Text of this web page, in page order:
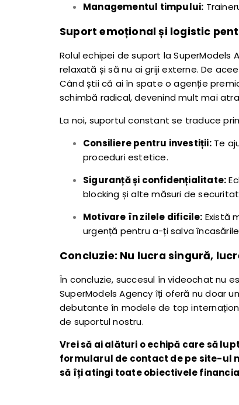
Managementul timpului:
Suport emoțional și logistic
Rolul echipei de suport la
relaxată și să nu ai griji externe. De
Când știi că ai în spate o agenție
schimbă radical, devenind mult mai
La noi, suportul constant se traduce
Consiliere pentru investiții:Te
proceduri estetice.
Siguranță și confidențialitate:
blocking și alte măsuri de
Motivare în zilele dificile: Există
urgență pentru a-ți salva
Concluzie: Nu lucra singură,
În concluzie, succesul în videochat nu
SuperModels Agency îți oferă nu doar
debutante în modele de top
de suportul nostru.
Vrei să ai alături o echipă care să
formularul de contact de pe site-ul
să îți atingi toate obiectivele